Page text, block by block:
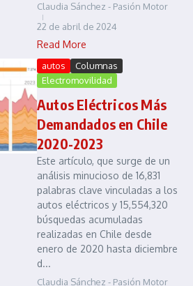
Claudia Sánchez - Pasión Motor
22 de abril de 2024
Read More
autos
Columnas
Electromovilidad
Autos Eléctricos Más
Demandados en Chile
2020-2023
Este artículo, que surge de un
análisis minucioso de 16,831
palabras clave vinculadas a los
autos eléctricos y 15,554,320
búsquedas acumuladas
realizadas en Chile desde
enero de 2020 hasta diciembre
d...
Claudia Sánchez - Pasión Motor